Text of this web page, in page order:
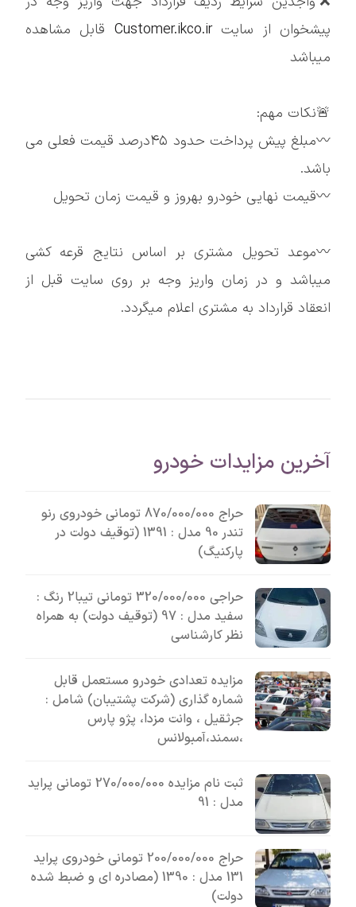
پیشخوان از سایت Customer.ikco.ir
قابل مشاهده
میباشد
🚨نکات مهم:
〰️مبلغ پیش پرداخت حدود ۴۵درصد قیمت فعلی می
باشد.
〰️قیمت نهایی خودرو بهروز و قیمت زمان تحویل
〰️موعد تحویل مشتری بر اساس نتایج قرعه کشی
میباشد و در زمان واریز وجه بر روی سایت قبل از
انعقاد قرارداد به مشتری اعلام میگردد.
آخرین مزایدات خودرو
حراج 870/000/000 تومانی خودروی رنو
تندر 90 مدل : 1391 (توقیف دولت در
پارکنیگ)
حراجی 320/000/000 تومانی تیبا2 رنگ :
سفید مدل : 97 (توقیف دولت) به همراه
نظر کارشناسی
مزایده تعدادی خودرو مستعمل قابل
شماره گذاری (شرکت پشتیبان) شامل :
جرثقیل ، وانت مزدا، پژو پارس
،سمند،آمبولانس
ثبت نام مزایده 270/000/000 تومانی پراید
مدل : 91
حراج 200/000/000 تومانی خودروی پراید
131 مدل : 1390 (مصادره ای و ضبط شده
دولت)